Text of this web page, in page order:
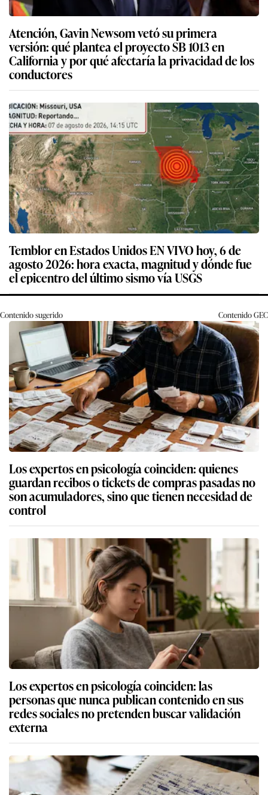
Atención, Gavin Newsom vetó su primera
versión: qué plantea el proyecto SB 1013 en
California y por qué afectaría la privacidad de los
conductores
Temblor en Estados Unidos EN VIVO hoy, 6 de
agosto 2026: hora exacta, magnitud y dónde fue
el epicentro del último sismo vía USGS
Contenido sugerido ContenidoGEC
Los expertos en psicología coinciden: quienes
guardan recibos o tickets de compras pasadas no
son acumuladores, sino que tienen necesidad de
control
Los expertos en psicología coinciden: las
personas que nunca publican contenido en sus
redes sociales no pretenden buscar validación
externa